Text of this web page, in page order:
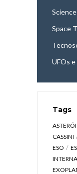
Space
UFOs
Tags
CASSINI
ESO